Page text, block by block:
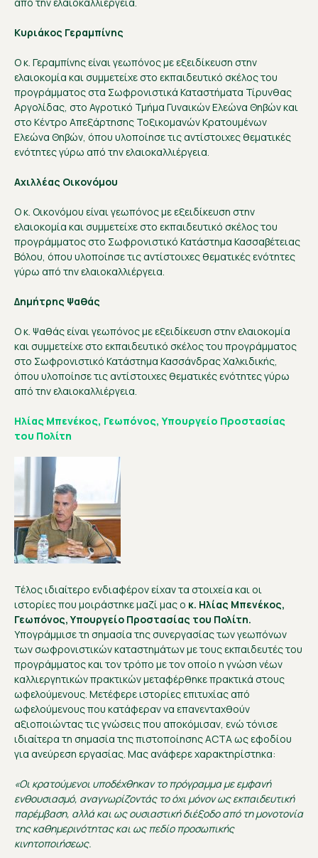
Κυριάκος Γεραμπίνης
Ο κ. Γεραμπίνης είναι γεωπόνος με εξειδίκευση στην
ελαιοκομία και συμμετείχε στο εκπαιδευτικό σκέλος του
προγράμματος στα Σωφρονιστικά Καταστήματα Τίρυνθας
Αργολίδας, στο Αγροτικό Τμήμα Γυναικών Ελεώνα Θηβών και
στο Κέντρο Απεξάρτησης Τοξικομανών Κρατουμένων
Ελεώνα Θηβών, όπου υλοποίησε τις αντίστοιχες θεματικές
ενότητες γύρω από την ελαιοκαλλιέργεια.
Αχιλλέας Οικονόμου
Ο κ. Οικονόμου είναι γεωπόνος με εξειδίκευση στην
ελαιοκομία και συμμετείχε στο εκπαιδευτικό σκέλος του
προγράμματος στο Σωφρονιστικό Κατάστημα Κασσαβέτειας
Βόλου, όπου υλοποίησε τις αντίστοιχες θεματικές ενότητες
γύρω από την ελαιοκαλλιέργεια.
Δημήτρης Ψαθάς
Ο κ. Ψαθάς είναι γεωπόνος με εξειδίκευση στην ελαιοκομία
και συμμετείχε στο εκπαιδευτικό σκέλος του προγράμματος
στο Σωφρονιστικό Κατάστημα Κασσάνδρας Χαλκιδικής,
όπου υλοποίησε τις αντίστοιχες θεματικές ενότητες γύρω
από την ελαιοκαλλιέργεια.
Ηλίας Μπενέκος, Γεωπόνος, Υπουργείο Προστασίας
του Πολίτη
Τέλος ιδιαίτερο ενδιαφέρον είχαν τα στοιχεία και οι
ιστορίες που μοιράστηκε μαζί μας ο κ. Ηλίας Μπενέκος,
Γεωπόνος, Υπουργείο Προστασίας του Πολίτη.
Υπογράμμισε τη σημασία της συνεργασίας των γεωπόνων
των σωφρονιστικών καταστημάτων με τους εκπαιδευτές του
προγράμματος και τον τρόπο με τον οποίο η γνώση νέων
καλλιεργητικών πρακτικών μεταφέρθηκε πρακτικά στους
ωφελούμενους. Μετέφερε ιστορίες επιτυχίας από
ωφελούμενους που κατάφεραν να επανενταχθούν
αξιοποιώντας τις γνώσεις που αποκόμισαν, ενώ τόνισε
ιδιαίτερα τη σημασία της πιστοποίησης ACTA ως εφοδίου
για ανεύρεση εργασίας. Μας ανάφερε χαρακτηρίστηκα:
«Οι κρατούμενοι υποδέχθηκαν το πρόγραμμα με εμφανή
ενθουσιασμό, αναγνωρίζοντάς το όχι μόνον ως εκπαιδευτική
παρέμβαση, αλλά και ως ουσιαστική διέξοδο από τη μονοτονία
της καθημερινότητας και ως πεδίο προσωπικής
κινητοποιήσεως.